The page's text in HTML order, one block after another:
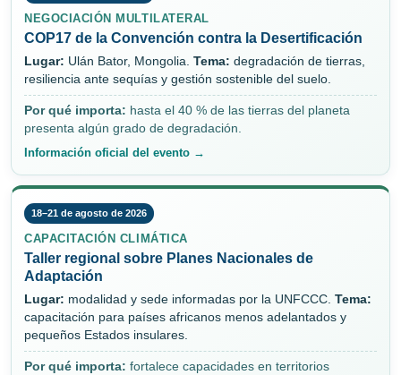
NEGOCIACIÓN MULTILATERAL
COP17 de la Convención contra la Desertificación
Lugar: Ulán Bator, Mongolia. Tema: degradación de tierras,
resiliencia ante sequías y gestión sostenible del suelo.
Por qué importa: hasta el 40 % de las tierras del planeta
presenta algún grado de degradación.
Información oficial del evento →
18–21 de agosto de 2026
CAPACITACIÓN CLIMÁTICA
Taller regional sobre Planes Nacionales de
Adaptación
Lugar: modalidad y sede informadas por la UNFCCC. Tema:
capacitación para países africanos menos adelantados y
pequeños Estados insulares.
Por qué importa: fortalece capacidades en territorios